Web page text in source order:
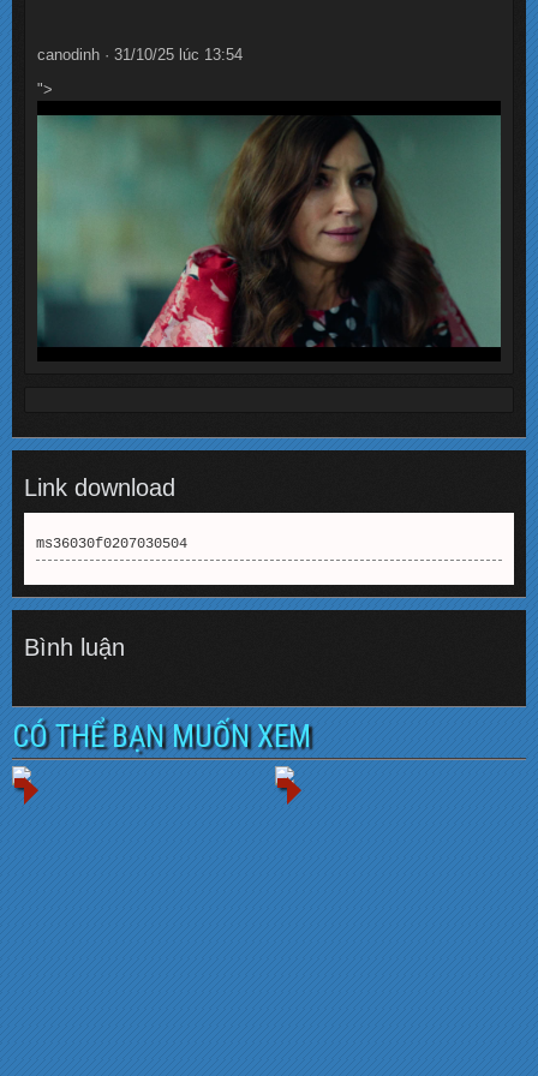
canodinh · 31/10/25 lúc 13:54
">
Link download
ms36030f0207030504
Bình luận
CÓ THỂ BẠN MUỐN XEM